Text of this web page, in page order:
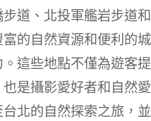
步道、北投軍艦岩步道
富的自然資源和便利的
。這些地點不僅為遊客
是攝影愛好者和自然
台北的自然探索之旅，